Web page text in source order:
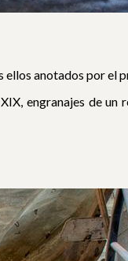
ellos anotados por el
engranajes de un